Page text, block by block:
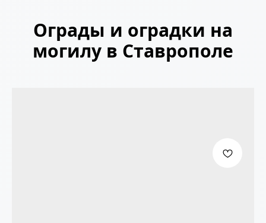
Ограды и оградки на
могилу в Ставрополе